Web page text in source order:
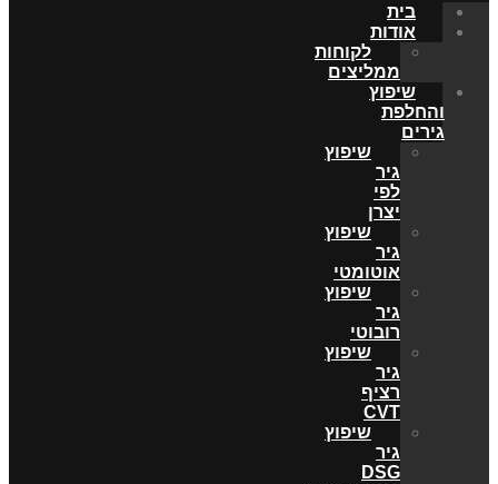
בית
אודות
לקוחות
ממליצים
שיפוץ
והחלפת
גירים
שיפוץ
גיר
לפי
יצרן
שיפוץ
גיר
אוטומטי
שיפוץ
גיר
רובוטי
שיפוץ
גיר
רציף
CVT
שיפוץ
גיר
DSG